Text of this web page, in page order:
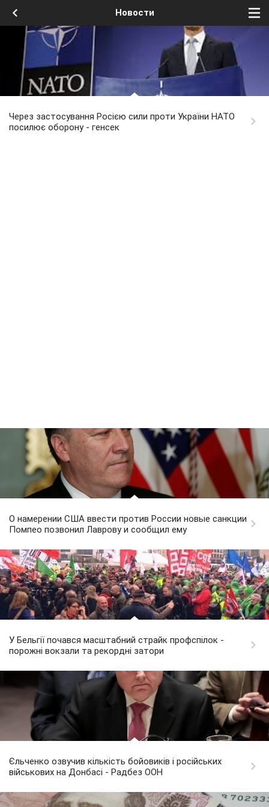
Новости
Через застосування Росією сили проти України НАТО
посилює оборону - генсек
О намерении США ввести против России новые санкции
Помпео позвонил Лаврову и сообщил ему
У Бельгії почався масштабний страйк профспілок -
порожні вокзали та рекордні затори
Єльченко озвучив кількість бойовиків і російських
військових на Донбасі - Радбез ООН